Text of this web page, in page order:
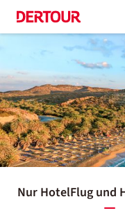
Nur HotelFlug und